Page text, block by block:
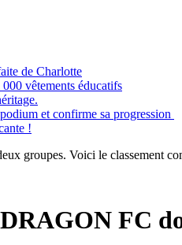
de Charlotte
vêtements éducatifs
et confirme sa progression
!
groupes. Voici le classement
FC